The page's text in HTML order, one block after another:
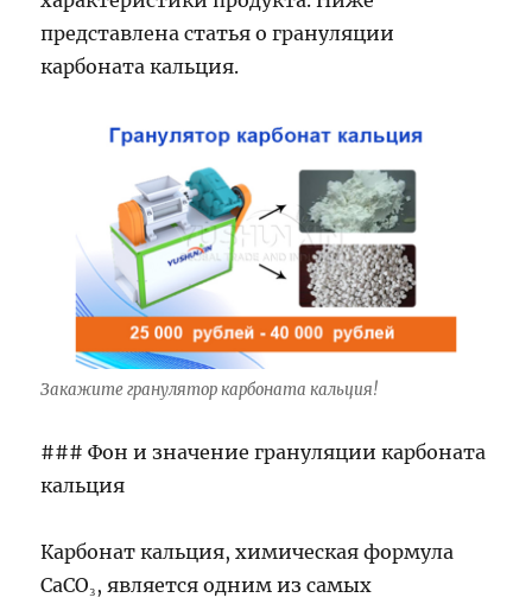
представлена статья о грануляции
карбоната кальция.
Закажите гранулятор карбоната кальция!
### Фон и значение грануляции карбоната
кальция
Карбонат кальция, химическая формула
CaCO₃, является одним из самых